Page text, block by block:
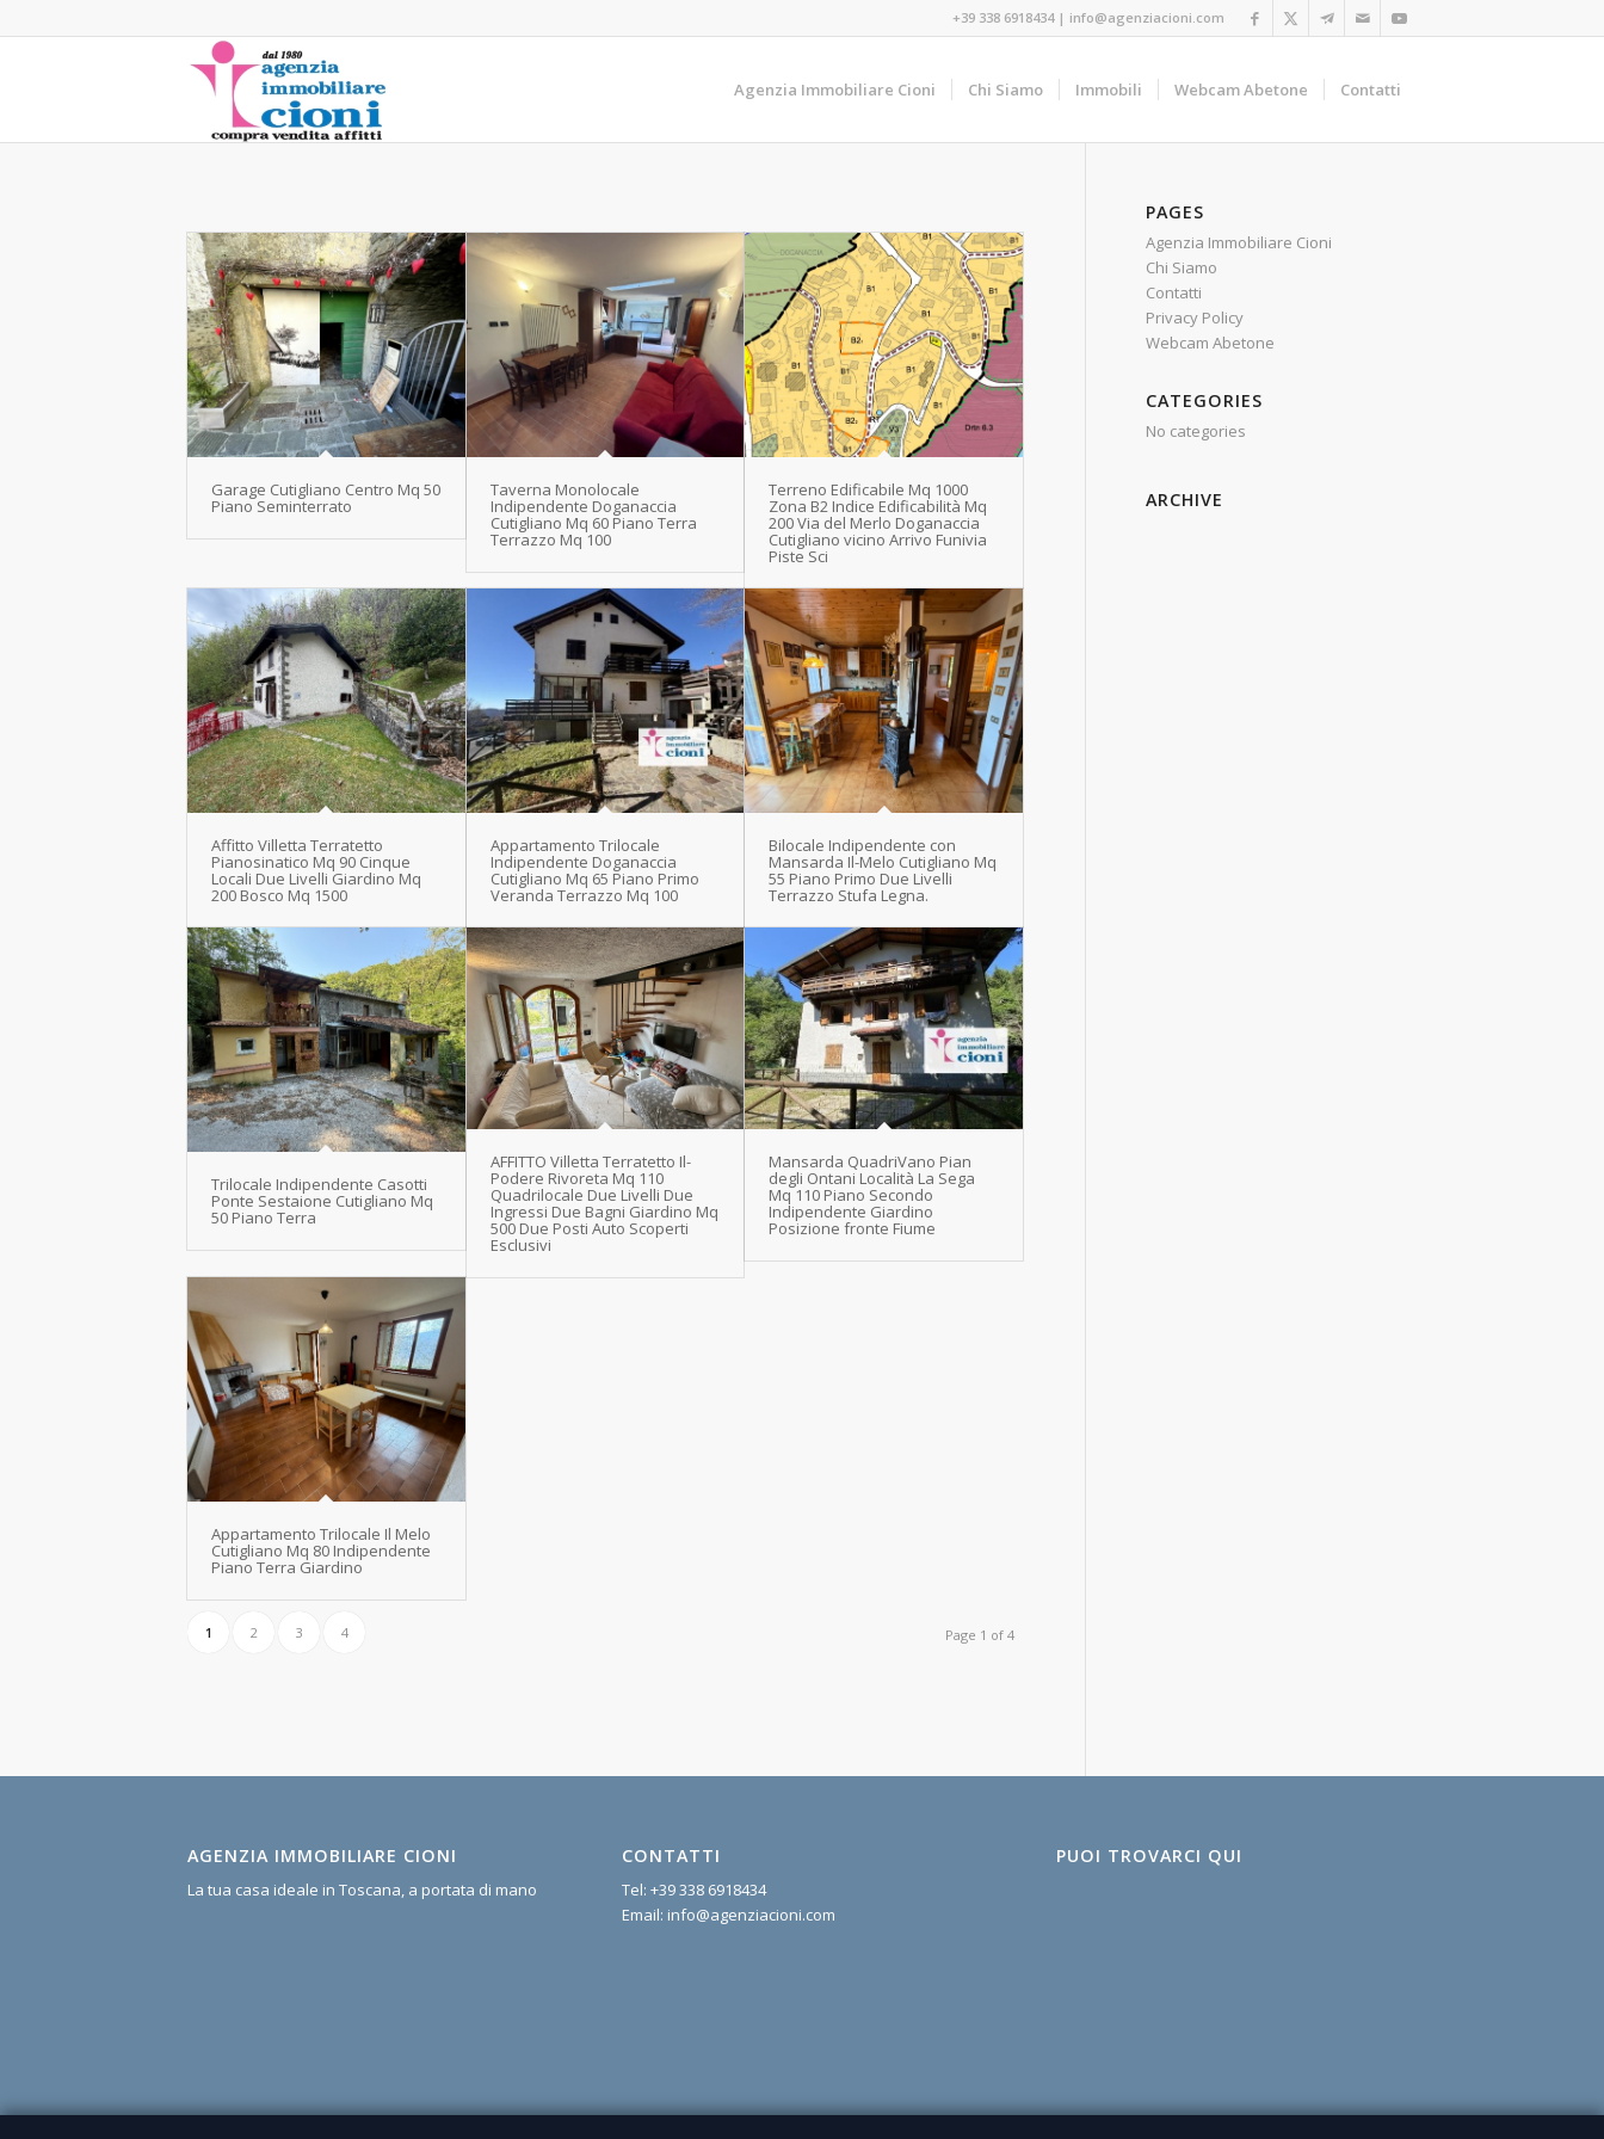
+39 338 6918434| info@agenziacioni.com
Agenzia Immobiliare Cioni Chi Siamo Immobili Webcam Abetone Contatti
Garage Cutigliano Centro Mq 50
Piano Seminterrato
Taverna Monolocale
Indipendente Doganaccia
Cutigliano Mq 60 Piano Terra
Terrazzo Mq 100
Terreno Edificabile Mq 1000
Zona B2 Indice Edificabilità Mq
200 Via del Merlo Doganaccia
Cutigliano vicino Arrivo Funivia
Piste Sci
Affitto Villetta Terratetto
Pianosinatico Mq 90 Cinque
Locali Due Livelli Giardino Mq
200 Bosco Mq 1500
Appartamento Trilocale
Indipendente Doganaccia
Cutigliano Mq 65 Piano Primo
Veranda Terrazzo Mq 100
Bilocale Indipendente con
Mansarda Il-Melo Cutigliano Mq
55 Piano Primo Due Livelli
Terrazzo Stufa Legna.
Trilocale Indipendente Casotti
Ponte Sestaione Cutigliano Mq
50 Piano Terra
AFFITTO Villetta Terratetto Il-
Podere Rivoreta Mq 110
Quadrilocale Due Livelli Due
Ingressi Due Bagni Giardino Mq
500 Due Posti Auto Scoperti
Esclusivi
Mansarda QuadriVano Pian
degli Ontani Località La Sega
Mq 110 Piano Secondo
Indipendente Giardino
Posizione fronte Fiume
Appartamento Trilocale Il Melo
Cutigliano Mq 80 Indipendente
Piano Terra Giardino
Page 1 of 4
1 2 3 4
PAGES
Agenzia Immobiliare Cioni
Chi Siamo
Contatti
Privacy Policy
Webcam Abetone
CATEGORIES
No categories
ARCHIVE
AGENZIA IMMOBILIARE CIONI
La tua casa ideale in Toscana, a portata di mano
CONTATTI
Tel: +39 338 6918434
Email: info@agenziacioni.com
PUOI TROVARCI QUI